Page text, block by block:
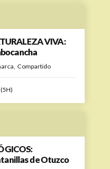
VIVA:
Compartido
de Otuzco